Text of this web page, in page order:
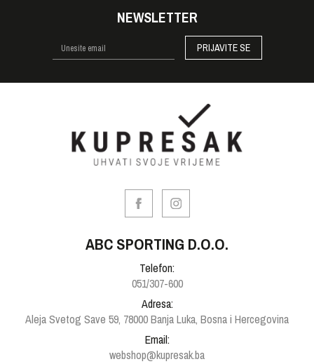
NEWSLETTER
PRIJAVITE SE
ABC SPORTING D.O.O.
Telefon:
051/307-600
Adresa:
Aleja Svetog Save 59, 78000 Banja Luka, Bosna i Hercegovina
Email:
webshop@kupresak.ba